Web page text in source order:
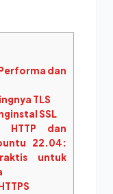
dan
TLS
SSL
HTTP dan
22.04:
untuk